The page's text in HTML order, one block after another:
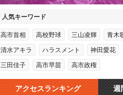
人気キーワード
高市首相 高校野球 三山凌輝 青木
清水アキラ ハラスメント 神田愛花
三田佳子 高市早苗 高市政権
アクセスランキング 週